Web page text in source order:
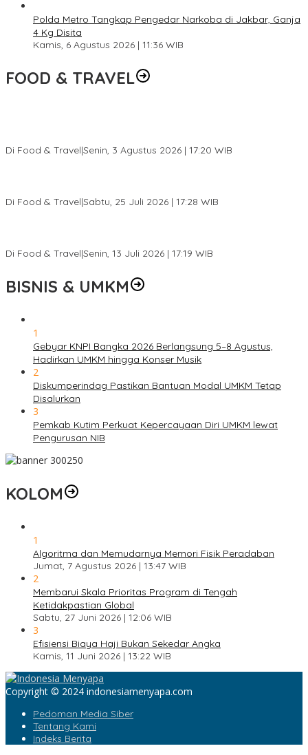
Polda Metro Tangkap Pengedar Narkoba di Jakbar, Ganja
4 Kg Disita
Kamis, 6 Agustus 2026 | 11:36 WIB
FOOD & TRAVEL
Di Food & Travel|Senin, 3 Agustus 2026 | 17:20 WIB
Di Food & Travel|Sabtu, 25 Juli 2026 | 17:28 WIB
Di Food & Travel|Senin, 13 Juli 2026 | 17:19 WIB
BISNIS & UMKM
1
Gebyar KNPI Bangka 2026 Berlangsung 5–8 Agustus,
Hadirkan UMKM hingga Konser Musik
2
Diskumperindag Pastikan Bantuan Modal UMKM Tetap
Disalurkan
3
Pemkab Kutim Perkuat Kepercayaan Diri UMKM lewat
Pengurusan NIB
KOLOM
1
Algoritma dan Memudarnya Memori Fisik Peradaban
Jumat, 7 Agustus 2026 | 13:47 WIB
2
Membarui Skala Prioritas Program di Tengah
Ketidakpastian Global
Sabtu, 27 Juni 2026 | 12:06 WIB
3
Efisiensi Biaya Haji Bukan Sekedar Angka
Kamis, 11 Juni 2026 | 13:22 WIB
Copyright © 2024 indonesiamenyapa.com
Pedoman Media Siber
Tentang Kami
Indeks Berita